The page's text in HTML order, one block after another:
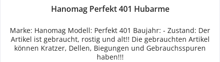
Hanomag Perfekt 401 Hubarme
Marke: Hanomag Modell: Perfekt 401 Baujahr: - Zustand: Der
Artikel ist gebraucht, rostig und alt!! Die gebrauchten Artikel
können Kratzer, Dellen, Biegungen und Gebrauchsspuren
haben!!!